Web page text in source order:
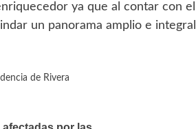
ya que al contar con
un panorama amplio e
de Rivera